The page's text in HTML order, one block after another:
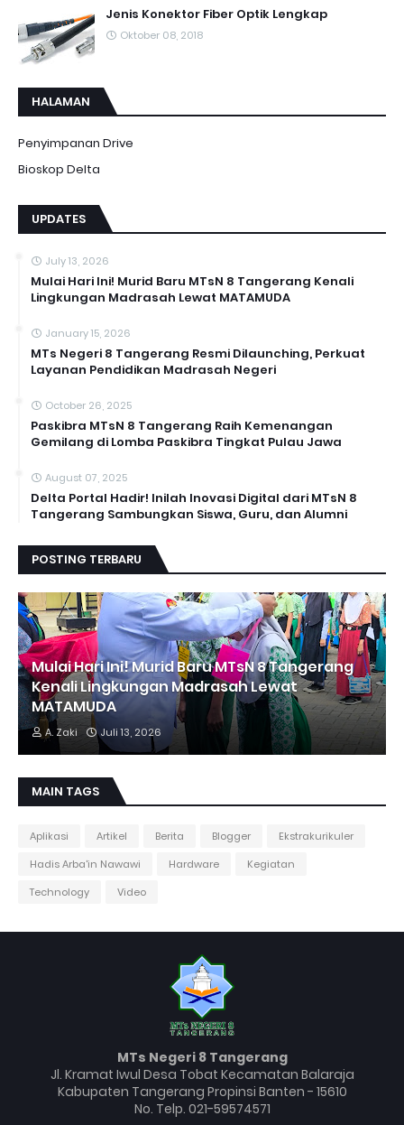
Jenis Konektor Fiber Optik Lengkap
Oktober 08, 2018
HALAMAN
Penyimpanan Drive
Bioskop Delta
UPDATES
July 13, 2026
Mulai Hari Ini! Murid Baru MTsN 8 Tangerang Kenali
Lingkungan Madrasah Lewat MATAMUDA
January 15, 2026
MTs Negeri 8 Tangerang Resmi Dilaunching, Perkuat
Layanan Pendidikan Madrasah Negeri
October 26, 2025
Paskibra MTsN 8 Tangerang Raih Kemenangan
Gemilang di Lomba Paskibra Tingkat Pulau Jawa
August 07, 2025
Delta Portal Hadir! Inilah Inovasi Digital dari MTsN 8
Tangerang Sambungkan Siswa, Guru, dan Alumni
POSTING TERBARU
Mulai Hari Ini! Murid Baru MTsN 8 Tangerang
Kenali Lingkungan Madrasah Lewat
MATAMUDA
A. Zaki Juli 13, 2026
MAIN TAGS
Aplikasi Artikel Berita Blogger
Ekstrakurikuler
Hadis Arba'in Nawawi
Hardware
Kegiatan
Technology
Video
MTs Negeri 8 Tangerang
Jl. Kramat Iwul Desa Tobat Kecamatan Balaraja
Kabupaten Tangerang Propinsi Banten - 15610
No. Telp. 021-59574571